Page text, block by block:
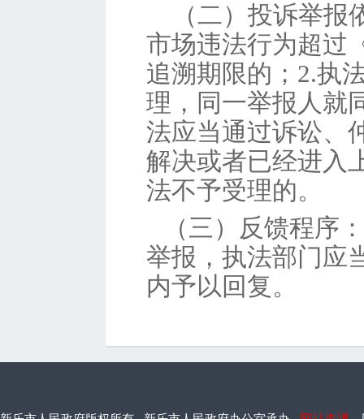
（二）投诉举
市场违法行为超过
追溯期限的；2.执
理，同一举报人就
法应当通过诉讼、
解决或者已经进入
法不予受理的。
（三）反馈程序
举报，执法部门应
内予以回复。